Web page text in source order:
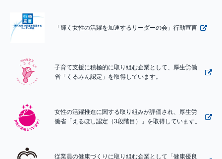
「輝く女性の活躍を加速するリーダーの会」行動宣言
子育て支援に積極的に取り組む企業として、厚生労働
省「くるみん認定」を取得しています。
女性の活躍推進に関する取り組みが評価され、厚生労
働省「えるぼし認定（3段階目）」を取得しています。
従業員の健康づくりに取り組む企業として「健康優良